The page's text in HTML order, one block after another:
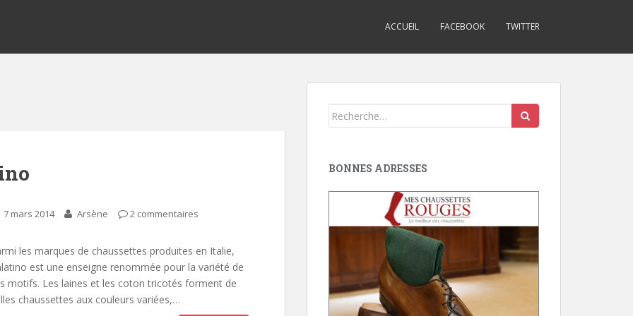
ACCUEIL FACEBOOK TWITTER
7 mars 2014 Arsène 2 commentaires
les marques de chaussettes produites en Italie,
est une enseigne renommée pour la variété de
motifs. Les laines et les coton tricotés forment de
chaussettes aux couleurs variées,…
Search
BONNES ADRESSES